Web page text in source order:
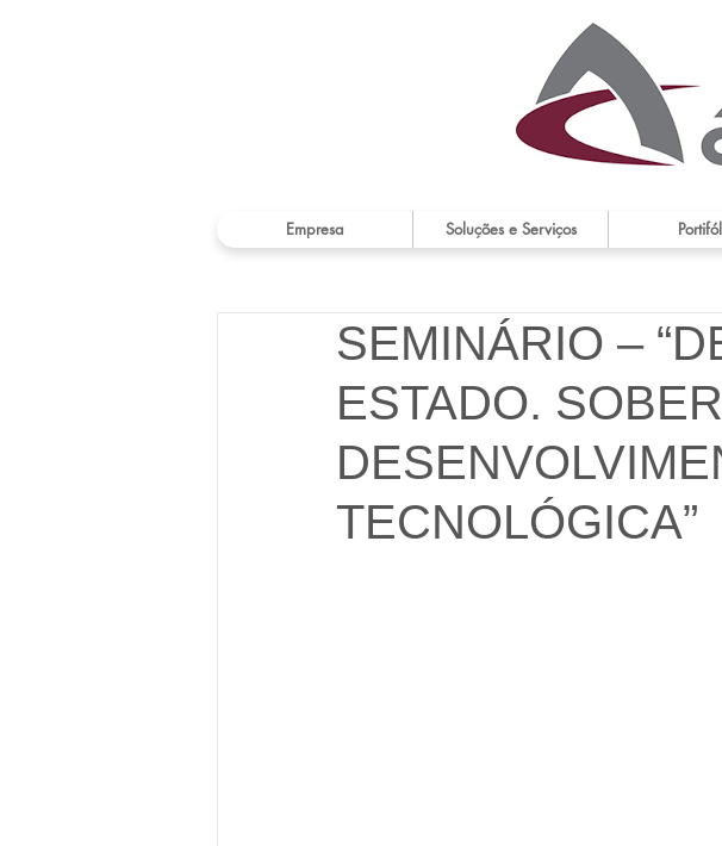
Empresa Soluções e Serviços
SEMINÁRIO –
ESTADO.
TECNOLÓGICA”